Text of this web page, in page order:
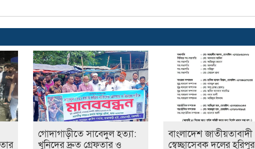
গোদাগাড়ীতে সাবেদুল হত্যা:
খুনিদের দ্রুত গ্রেফতার ও
বাংলাদেশ জাতীয়তাবাদী
স্বেচ্ছাসেবক দলের হরিপুর